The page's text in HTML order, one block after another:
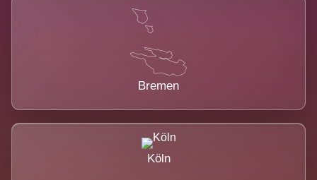
Bremen
Köln